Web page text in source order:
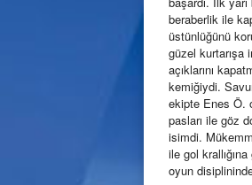
beraberlik ile
üstünlüğünü
güzel kurtarışa
açıklarını
kemiğiydi.
ekipte Enes Ö.
pasları ile göz
isimdi.
ile gol
oyun